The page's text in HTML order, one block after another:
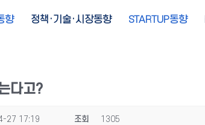
향 정책·기술·시장동향 STARTUP동향
다고?
27 17:19 조회 1305